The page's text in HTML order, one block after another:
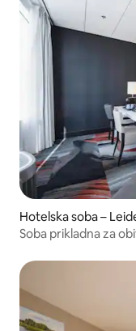
Hotelska soba –
Soba prikladna za